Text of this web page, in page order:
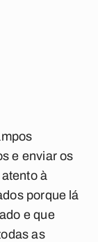
e enviar os
à
porque lá
e que
as